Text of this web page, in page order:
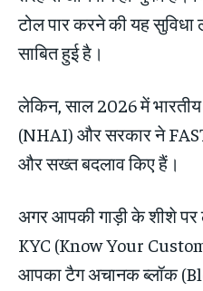
टोल पार करने की यह सुविधा
साबित हुई है।
लेकिन, साल 2026 में भारतीय
(NHAI) और सरकार ने
और सख्त बदलाव किए हैं।
अगर आपकी गाड़ी के शीशे पर
KYC (Know Your
आपका टैग अचानक ब्लॉक